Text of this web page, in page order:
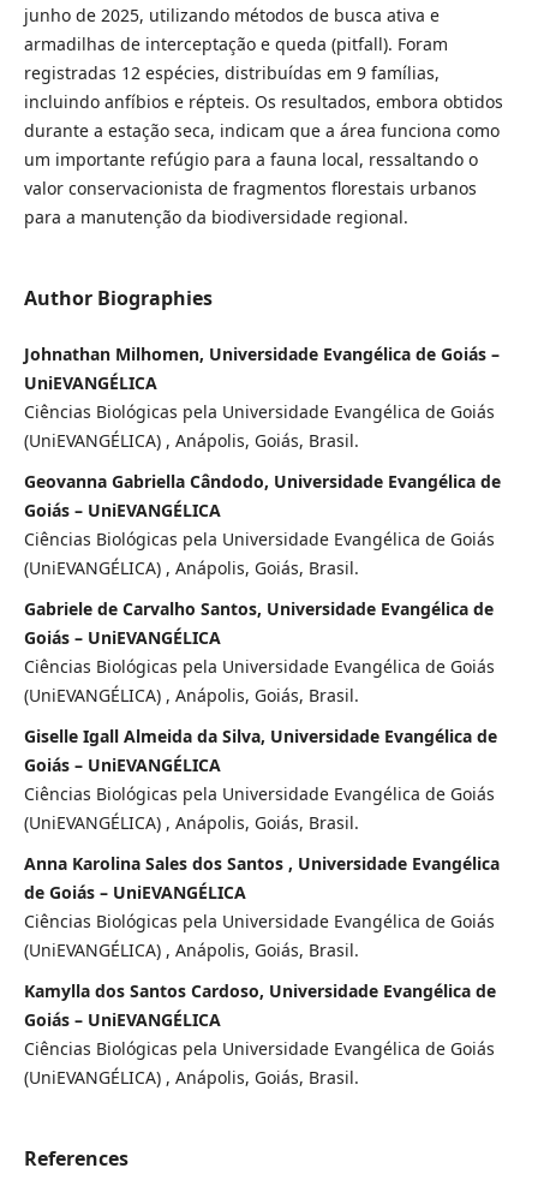
junho de 2025, utilizando métodos de busca ativa e
armadilhas de interceptação e queda (pitfall). Foram
registradas 12 espécies, distribuídas em 9 famílias,
incluindo anfíbios e répteis. Os resultados, embora obtidos
durante a estação seca, indicam que a área funciona como
um importante refúgio para a fauna local, ressaltando o
valor conservacionista de fragmentos florestais urbanos
para a manutenção da biodiversidade regional.
Author Biographies
Johnathan Milhomen, Universidade Evangélica de Goiás –
UniEVANGÉLICA
Ciências Biológicas pela Universidade Evangélica de Goiás
(UniEVANGÉLICA) , Anápolis, Goiás, Brasil.
Geovanna Gabriella Cândodo, Universidade Evangélica de
Goiás – UniEVANGÉLICA
Ciências Biológicas pela Universidade Evangélica de Goiás
(UniEVANGÉLICA) , Anápolis, Goiás, Brasil.
Gabriele de Carvalho Santos, Universidade Evangélica de
Goiás – UniEVANGÉLICA
Ciências Biológicas pela Universidade Evangélica de Goiás
(UniEVANGÉLICA) , Anápolis, Goiás, Brasil.
Giselle Igall Almeida da Silva, Universidade Evangélica de
Goiás – UniEVANGÉLICA
Ciências Biológicas pela Universidade Evangélica de Goiás
(UniEVANGÉLICA) , Anápolis, Goiás, Brasil.
Anna Karolina Sales dos Santos , Universidade Evangélica
de Goiás – UniEVANGÉLICA
Ciências Biológicas pela Universidade Evangélica de Goiás
(UniEVANGÉLICA) , Anápolis, Goiás, Brasil.
Kamylla dos Santos Cardoso, Universidade Evangélica de
Goiás – UniEVANGÉLICA
Ciências Biológicas pela Universidade Evangélica de Goiás
(UniEVANGÉLICA) , Anápolis, Goiás, Brasil.
References